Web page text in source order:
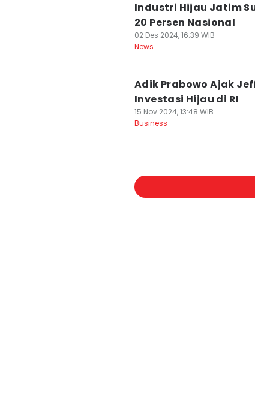
Industri Hijau Jatim
20 Persen Nasional
02 Des 2024, 16:39 WIB
News
Adik Prabowo Ajak
Investasi Hijau di RI
15 Nov 2024, 13:48 WIB
Business